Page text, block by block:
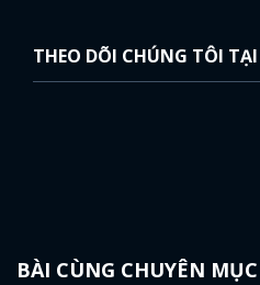
THEO DÕI CHÚNG TÔI TẠI
BÀI CÙNG CHUYÊN MỤC